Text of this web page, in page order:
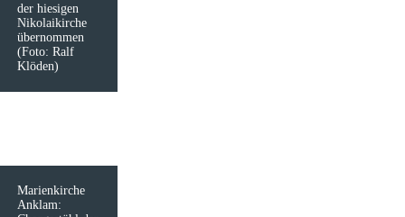
der ­hiesi­gen
Nikolaikirche
übernommen
(Foto: Ralf
Klöden)
Marienkirche
Anklam: